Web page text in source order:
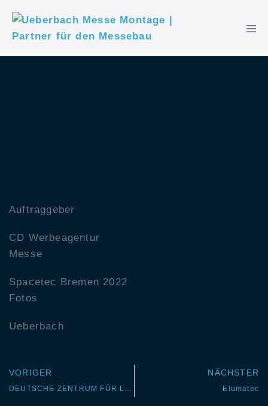
Auftraggeber
CD Werbeagentur
Messe
Spacetec Bremen 2022
Fotos
Ueberbach
VORIGER
DEUTSCHE ZENTRUM FÜR LUFT- UND RAUMFAHRT (DLR)
NÄCHSTER
Elumatec